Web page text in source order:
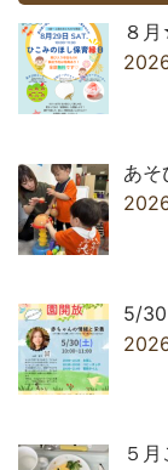
８
あそ
5/
５